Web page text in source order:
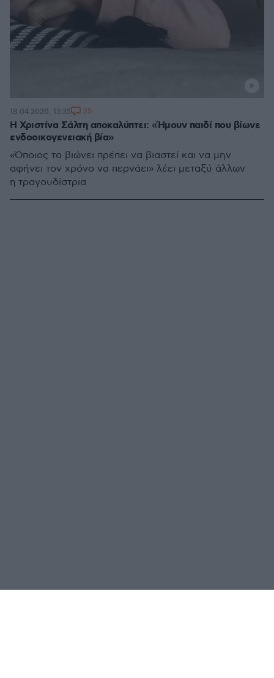
Η Χριστίνα Σάλτη αποκαλύπτει: «Ήμουν παιδί που βίωνε
ενδοοικογενειακή βία»
«Όποιος το βιώνει πρέπει να βιαστεί και να μην
αφήνει τον χρόνο να περνάει» λέει μεταξύ άλλων
η τραγουδίστρια
18.04.2020, 13:35 25